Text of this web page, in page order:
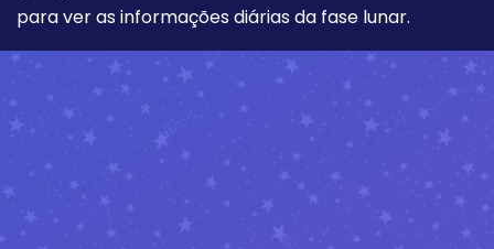
para ver as informações diárias da fase lunar.